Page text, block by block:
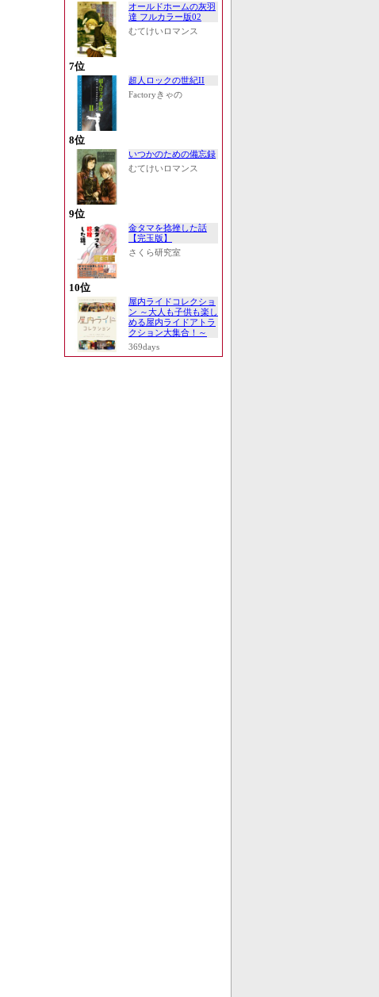
オールドホームの灰羽
達 フルカラー版02
むてけいロマンス
7位
超人ロックの世紀II
Factoryきゃの
8位
いつかのための備忘録
むてけいロマンス
9位
金タマを捻挫した話
【完玉版】
さくら研究室
10位
屋内ライドコレクショ
ン ～大人も子供も楽し
める屋内ライドアトラ
クション大集合！～
369days